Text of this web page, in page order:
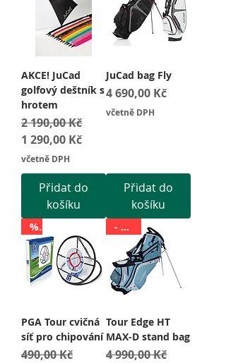
AKCE! JuCad
golfový deštník s
hrotem
Běžná cena
2 190,00 Kč
Zvýhodněná cena
1 290,00 Kč
včetně DPH
Přidat do
košíku
JuCad bag Fly
Cena
4 690,00 Kč
včetně DPH
Přidat do
košíku
%
PGA Tour cvičná
síť pro chipování
Běžná cena
490,00 Kč
Zvýhodněná cena
- 30%
Tour Edge HT
MAX-D stand bag
Běžná cena
4 990,00 Kč
Zvýhodněná cena